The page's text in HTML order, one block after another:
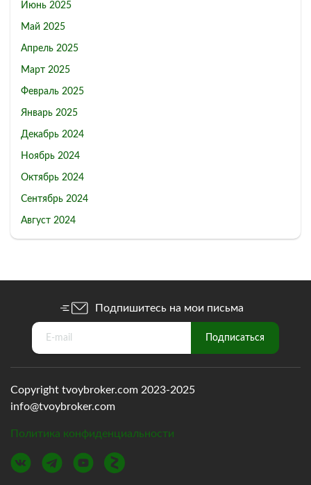
Июнь 2025
Май 2025
Апрель 2025
Март 2025
Февраль 2025
Январь 2025
Декабрь 2024
Ноябрь 2024
Октябрь 2024
Сентябрь 2024
Август 2024
Подпишитесь на мои письма
Copyright tvoybroker.com 2023-2025
info@tvoybroker.com
Политика конфиденциальности